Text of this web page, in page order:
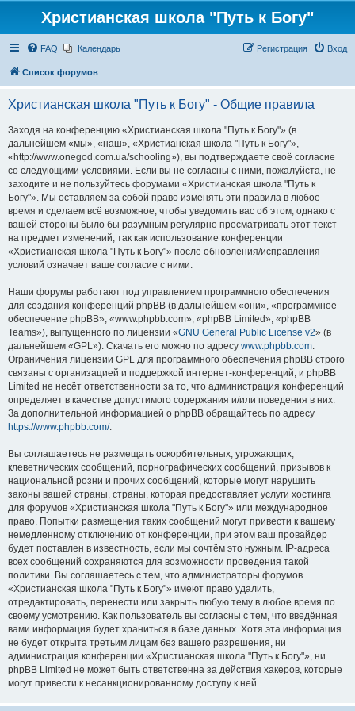
Христианская школа "Путь к Богу"
FAQ Календарь Вход
Регистрация
Список форумов
Христианская школа "Путь к Богу" - Общие правила
Заходя на конференцию «Христианская школа "Путь к Богу"» (в
дальнейшем «мы», «наш», «Христианская школа "Путь к Богу"»,
«http://www.onegod.com.ua/schooling»), вы подтверждаете своё согласие
со следующими условиями. Если вы не согласны с ними, пожалуйста, не
заходите и не пользуйтесь форумами «Христианская школа "Путь к
Богу"». Мы оставляем за собой право изменять эти правила в любое
время и сделаем всё возможное, чтобы уведомить вас об этом, однако с
вашей стороны было бы разумным регулярно просматривать этот текст
на предмет изменений, так как использование конференции
«Христианская школа "Путь к Богу"» после обновления/исправления
условий означает ваше согласие с ними.
Наши форумы работают под управлением программного обеспечения
для создания конференций phpBB (в дальнейшем «они», «программное
обеспечение phpBB», «www.phpbb.com», «phpBB Limited», «phpBB
Teams»), выпущенного по лицензии «GNU General Public License v2» (в
дальнейшем «GPL»). Скачать его можно по адресу www.phpbb.com.
Ограничения лицензии GPL для программного обеспечения phpBB строго
связаны с организацией и поддержкой интернет-конференций, и phpBB
Limited не несёт ответственности за то, что администрация конференций
определяет в качестве допустимого содержания и/или поведения в них.
За дополнительной информацией о phpBB обращайтесь по адресу
https://www.phpbb.com/.
Вы соглашаетесь не размещать оскорбительных, угрожающих,
клеветнических сообщений, порнографических сообщений, призывов к
национальной розни и прочих сообщений, которые могут нарушить
законы вашей страны, страны, которая предоставляет услуги хостинга
для форумов «Христианская школа "Путь к Богу"» или международное
право. Попытки размещения таких сообщений могут привести к вашему
немедленному отключению от конференции, при этом ваш провайдер
будет поставлен в известность, если мы сочтём это нужным. IP-адреса
всех сообщений сохраняются для возможности проведения такой
политики. Вы соглашаетесь с тем, что администраторы форумов
«Христианская школа "Путь к Богу"» имеют право удалить,
отредактировать, перенести или закрыть любую тему в любое время по
своему усмотрению. Как пользователь вы согласны с тем, что введённая
вами информация будет храниться в базе данных. Хотя эта информация
не будет открыта третьим лицам без вашего разрешения, ни
администрация конференции «Христианская школа "Путь к Богу"», ни
phpBB Limited не может быть ответственна за действия хакеров, которые
могут привести к несанкционированному доступу к ней.